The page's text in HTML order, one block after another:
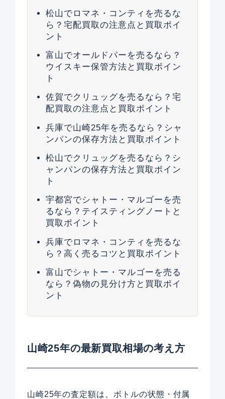
松山でロマネ・コンティを売るな
ら？宅配買取の注意点と買取ポイ
ント
富山でオールドパーを売るなら？
ウイスキー保管方法と買取ポイン
ト
佐賀でクリュッグを売るなら？宅
配買取の注意点と買取ポイント
兵庫で山崎25年を売るなら？シャ
ンパンの保存方法と買取ポイント
松山でクリュッグを売るなら？シ
ャンパンの保存方法と買取ポイン
ト
宇都宮でシャトー・マルゴーを売
るなら？テイスティングノートと
買取ポイント
兵庫でロマネ・コンティを売るな
ら？高く売るコツと買取ポイント
富山でシャトー・マルゴーを売る
なら？偽物の見分け方と買取ポイ
ント
山崎25年の最新買取相場の考え方
山崎25年の査定額は、ボトルの状態・付属